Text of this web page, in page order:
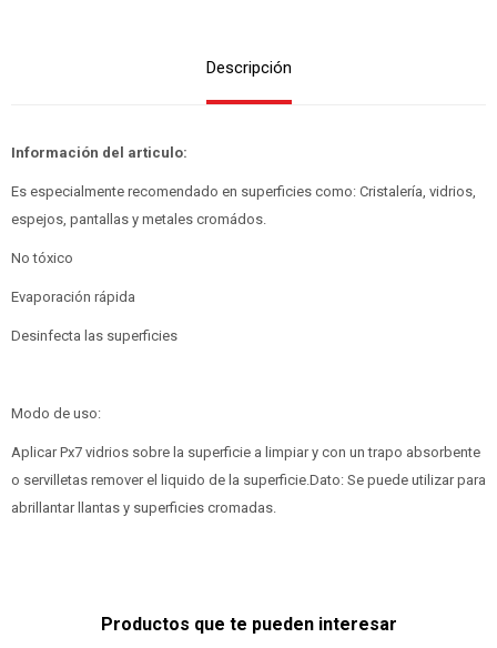
Descripción
Información del articulo:
Es especialmente recomendado en superficies como: Cristalería, vidrios,
espejos, pantallas y metales cromádos.
No tóxico
Evaporación rápida
Desinfecta las superficies
Modo de uso:
Aplicar Px7 vidrios sobre la superficie a limpiar y con un trapo absorbente
o servilletas remover el liquido de la superficie.Dato: Se puede utilizar para
abrillantar llantas y superficies cromadas.
Productos que te pueden interesar